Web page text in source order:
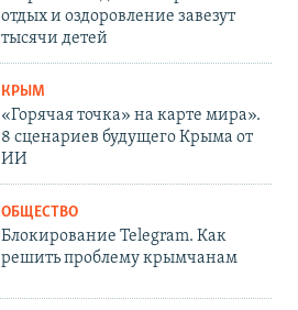
отдых и оздоровление завезут
тысячи детей
КРЫМ
«Горячая точка» на карте мира».
8 сценариев будущего Крыма от
ИИ
ОБЩЕСТВО
Блокирование Telegram. Как
решить проблему крымчанам